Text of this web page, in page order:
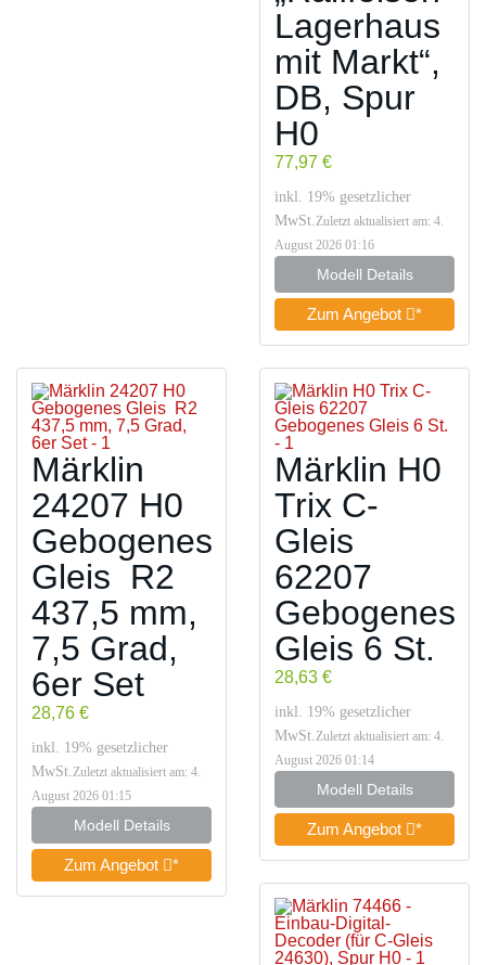
Lagerhaus
mit Markt“,
DB, Spur
H0
77,97 €
inkl. 19% gesetzlicher
MwSt.Zuletzt aktualisiert am: 4.
August 2026 01:16
Modell Details
Zum Angebot *
Märklin
24207 H0
Gebogenes
Gleis R2
437,5 mm,
7,5 Grad,
6er Set
28,76 €
inkl. 19% gesetzlicher
MwSt.Zuletzt aktualisiert am: 4.
August 2026 01:15
Modell Details
Zum Angebot *
Märklin H0
Trix C-
Gleis
62207
Gebogenes
Gleis 6 St.
28,63 €
inkl. 19% gesetzlicher
MwSt.Zuletzt aktualisiert am: 4.
August 2026 01:14
Modell Details
Zum Angebot *